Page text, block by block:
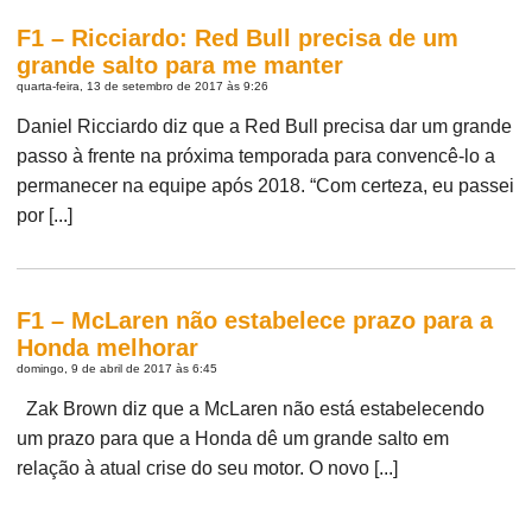
F1 – Ricciardo: Red Bull precisa de um
grande salto para me manter
quarta-feira, 13 de setembro de 2017 às 9:26
Daniel Ricciardo diz que a Red Bull precisa dar um grande
passo à frente na próxima temporada para convencê-lo a
permanecer na equipe após 2018. “Com certeza, eu passei
por [...]
F1 – McLaren não estabelece prazo para a
Honda melhorar
domingo, 9 de abril de 2017 às 6:45
Zak Brown diz que a McLaren não está estabelecendo
um prazo para que a Honda dê um grande salto em
relação à atual crise do seu motor. O novo [...]